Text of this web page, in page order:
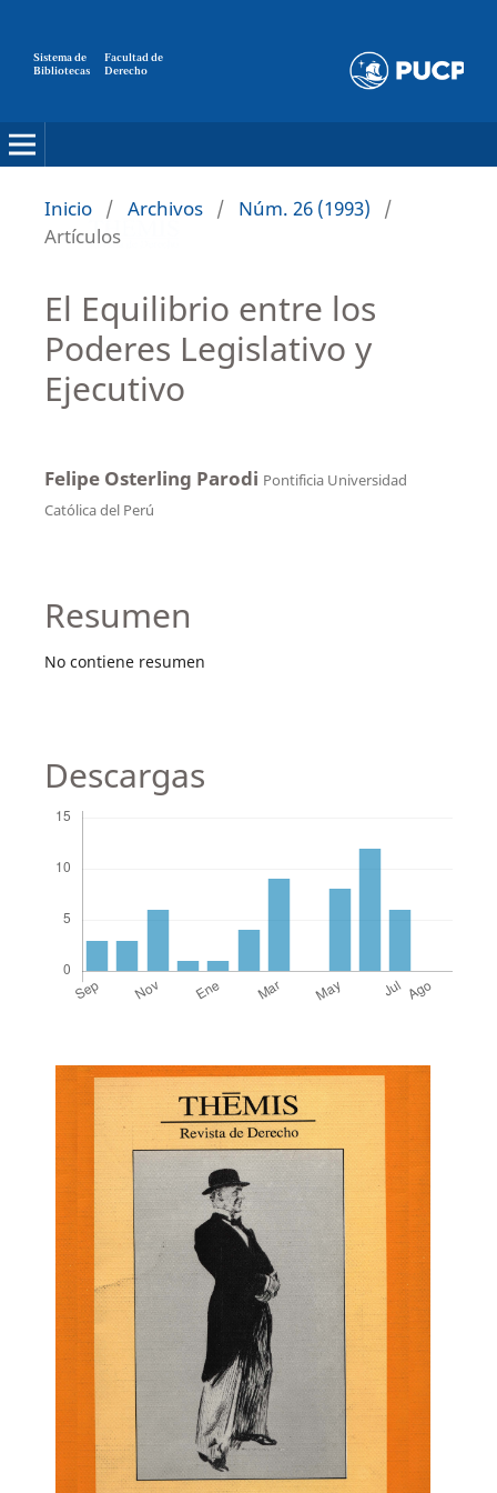
Sistema de
Bibliotecas
Facultad de
Derecho
Inicio / Archivos / Núm. 26 (1993)
/
Artículos
El Equilibrio entre los
Poderes Legislativo y
Ejecutivo
Felipe Osterling Parodi Pontificia Universidad
Católica del Perú
Resumen
No contiene resumen
Descargas